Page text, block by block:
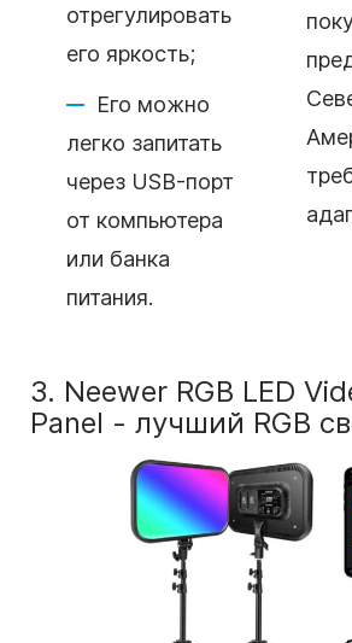
отрегулировать
его яркость;
Его можно
легко запитать
через USB-порт
от компьютера
или банка
питания.
3. Neewer RGB LED
Panel - лучший RGB